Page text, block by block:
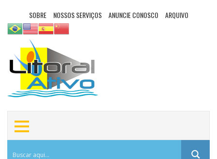
SOBRE NOSSOS SERVIÇOS ANUNCIE CONOSCO ARQUIVO